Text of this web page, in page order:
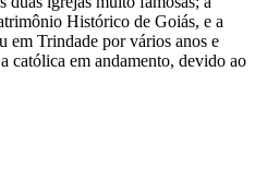
Histórico de Goiás, e a
em Trindade por vários anos e
católica em andamento, devido ao